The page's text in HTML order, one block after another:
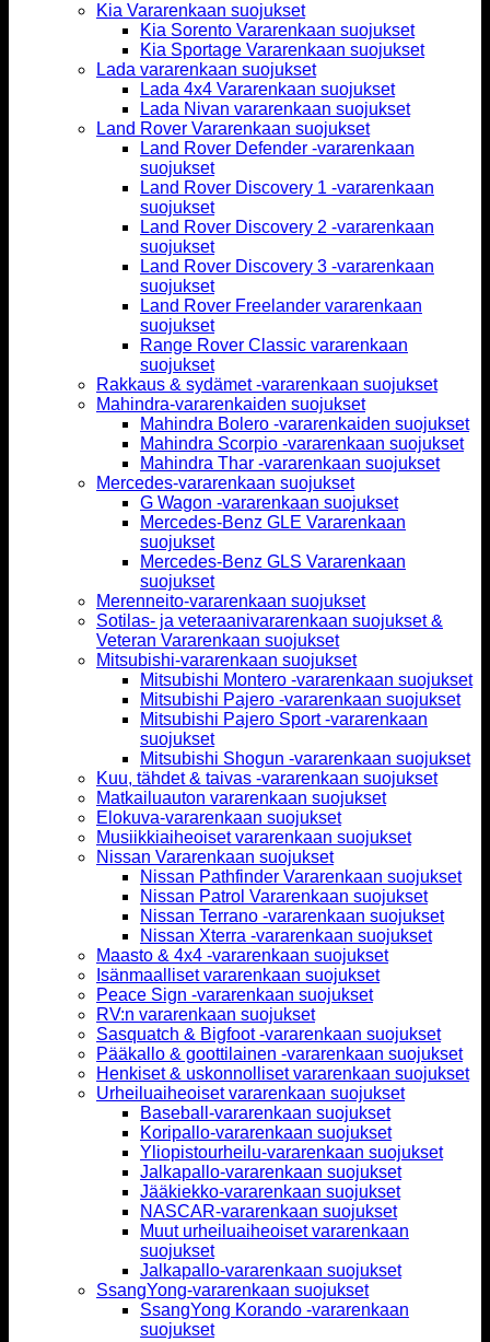
Kia Vararenkaan suojukset
Kia Sorento Vararenkaan suojukset
Kia Sportage Vararenkaan suojukset
Lada vararenkaan suojukset
Lada 4x4 Vararenkaan suojukset
Lada Nivan vararenkaan suojukset
Land Rover Vararenkaan suojukset
Land Rover Defender -vararenkaan
suojukset
Land Rover Discovery 1 -vararenkaan
suojukset
Land Rover Discovery 2 -vararenkaan
suojukset
Land Rover Discovery 3 -vararenkaan
suojukset
Land Rover Freelander vararenkaan
suojukset
Range Rover Classic vararenkaan
suojukset
Rakkaus & sydämet -vararenkaan suojukset
Mahindra-vararenkaiden suojukset
Mahindra Bolero -vararenkaiden suojukset
Mahindra Scorpio -vararenkaan suojukset
Mahindra Thar -vararenkaan suojukset
Mercedes-vararenkaan suojukset
G Wagon -vararenkaan suojukset
Mercedes-Benz GLE Vararenkaan
suojukset
Mercedes-Benz GLS Vararenkaan
suojukset
Merenneito-vararenkaan suojukset
Sotilas- ja veteraanivararenkaan suojukset &
Veteran Vararenkaan suojukset
Mitsubishi-vararenkaan suojukset
Mitsubishi Montero -vararenkaan suojukset
Mitsubishi Pajero -vararenkaan suojukset
Mitsubishi Pajero Sport -vararenkaan
suojukset
Mitsubishi Shogun -vararenkaan suojukset
Kuu, tähdet & taivas -vararenkaan suojukset
Matkailuauton vararenkaan suojukset
Elokuva-vararenkaan suojukset
Musiikkiaiheoiset vararenkaan suojukset
Nissan Vararenkaan suojukset
Nissan Pathfinder Vararenkaan suojukset
Nissan Patrol Vararenkaan suojukset
Nissan Terrano -vararenkaan suojukset
Nissan Xterra -vararenkaan suojukset
Maasto & 4x4 -vararenkaan suojukset
Isänmaalliset vararenkaan suojukset
Peace Sign -vararenkaan suojukset
RV:n vararenkaan suojukset
Sasquatch & Bigfoot -vararenkaan suojukset
Pääkallo & goottilainen -vararenkaan suojukset
Henkiset & uskonnolliset vararenkaan suojukset
Urheiluaiheoiset vararenkaan suojukset
Baseball-vararenkaan suojukset
Koripallo-vararenkaan suojukset
Yliopistourheilu-vararenkaan suojukset
Jalkapallo-vararenkaan suojukset
Jääkiekko-vararenkaan suojukset
NASCAR-vararenkaan suojukset
Muut urheiluaiheoiset vararenkaan
suojukset
Jalkapallo-vararenkaan suojukset
SsangYong-vararenkaan suojukset
SsangYong Korando -vararenkaan
suojukset